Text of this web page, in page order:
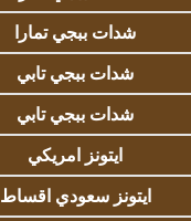
شدات ببجي تمارا
شدات ببجي تابي
شدات ببجي تابي
ايتونز امريكي
ايتونز سعودي اقساط